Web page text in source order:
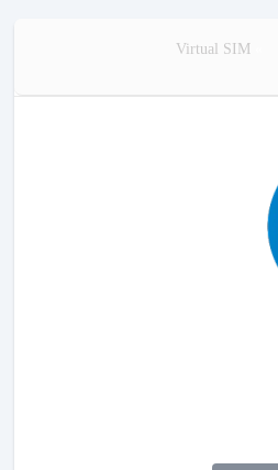
Virtual SIM